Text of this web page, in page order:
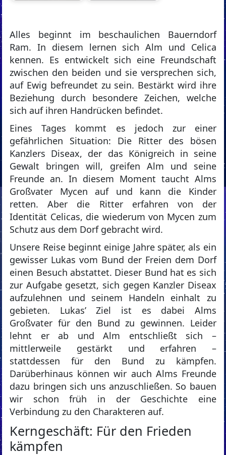
Alles beginnt im beschaulichen Bauerndorf
Ram. In diesem lernen sich Alm und Celica
kennen. Es entwickelt sich eine Freundschaft
zwischen den beiden und sie versprechen sich,
auf Ewig befreundet zu sein. Bestärkt wird ihre
Beziehung durch besondere Zeichen, welche
sich auf ihren Handrücken befindet.
Eines Tages kommt es jedoch zur einer
gefährlichen Situation: Die Ritter des bösen
Kanzlers Diseax, der das Königreich in seine
Gewalt bringen will, greifen Alm und seine
Freunde an. In diesem Moment taucht Alms
Großvater Mycen auf und kann die Kinder
retten. Aber die Ritter erfahren von der
Identität Celicas, die wiederum von Mycen zum
Schutz aus dem Dorf gebracht wird.
Unsere Reise beginnt einige Jahre später, als ein
gewisser Lukas vom Bund der Freien dem Dorf
einen Besuch abstattet. Dieser Bund hat es sich
zur Aufgabe gesetzt, sich gegen Kanzler Diseax
aufzulehnen und seinem Handeln einhalt zu
gebieten. Lukas’ Ziel ist es dabei Alms
Großvater für den Bund zu gewinnen. Leider
lehnt er ab und Alm entschließt sich –
mittlerweile gestärkt und erfahren –
stattdessen für den Bund zu kämpfen.
Darüberhinaus können wir auch Alms Freunde
dazu bringen sich uns anzuschließen. So bauen
wir schon früh in der Geschichte eine
Verbindung zu den Charakteren auf.
Kerngeschäft: Für den Frieden
kämpfen